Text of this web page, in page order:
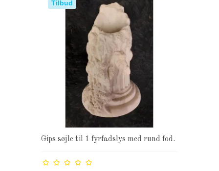
Tilbud
Gips søjle til 1 fyrfadslys med rund fod.